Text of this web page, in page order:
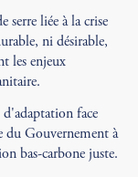
serre liée à la crise
ni désirable,
les enjeux
d'adaptation face
du Gouvernement à
bas-carbone juste.